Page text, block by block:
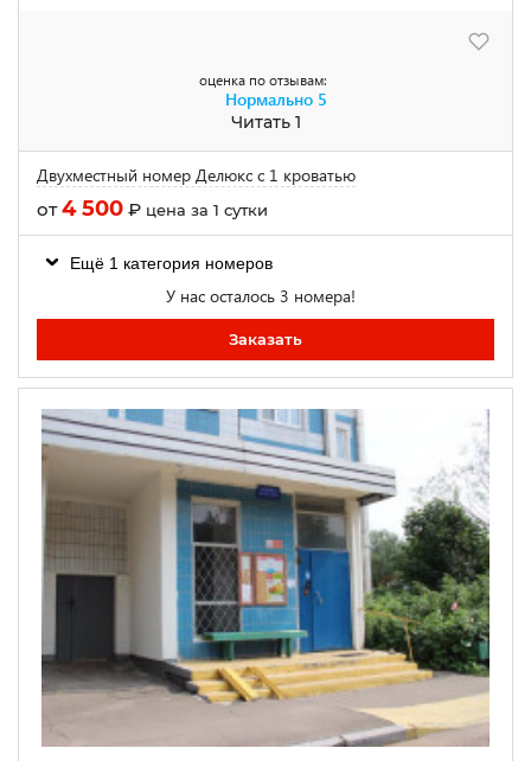
оценка по отзывам:
Нормально 5
Читать 1
Двухместный номер Делюкс с 1 кроватью
от4 500 ₽ цена за 1 сутки
Ещё 1 категория номеров
У нас осталось 3 номера!
Заказать